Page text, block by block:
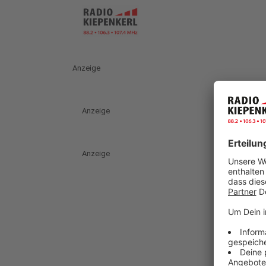
Anzeige
Anzeige
Anzeige